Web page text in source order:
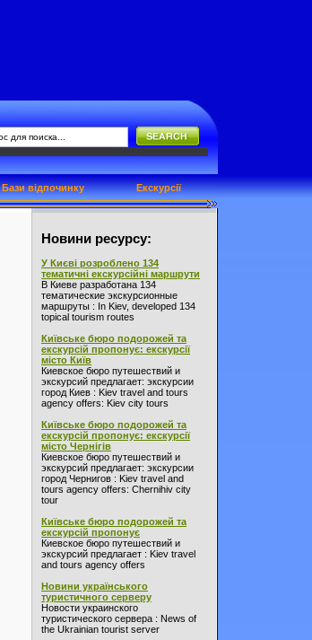
Новини ресурсу:
У Києві розроблено 134
тематичні екскурсійні маршрути
В Киеве разработана 134
тематические экскурсионные
маршруты : In Kiev, developed 134
topical tourism routes
Київське бюро подорожей та
екскурсій пропонує: екскурсії
місто Київ
Киевское бюро путешествий и
экскурсий предлагает: экскурсии
город Киев : Kiev travel and tours
agency offers: Kiev city tours
Київське бюро подорожей та
екскурсій пропонує: екскурсії
місто Чернігів
Киевское бюро путешествий и
экскурсий предлагает: экскурсии
город Чернигов : Kiev travel and
tours agency offers: Chernihiv city
tour
Київське бюро подорожей та
екскурсій пропонує
Киевское бюро путешествий и
экскурсий предлагает : Kiev travel
and tours agency offers
Новини українського
туристичного серверу
Новости украинского
туристического сервера : News of
the Ukrainian tourist server
Бази відпочинку Екскурсії